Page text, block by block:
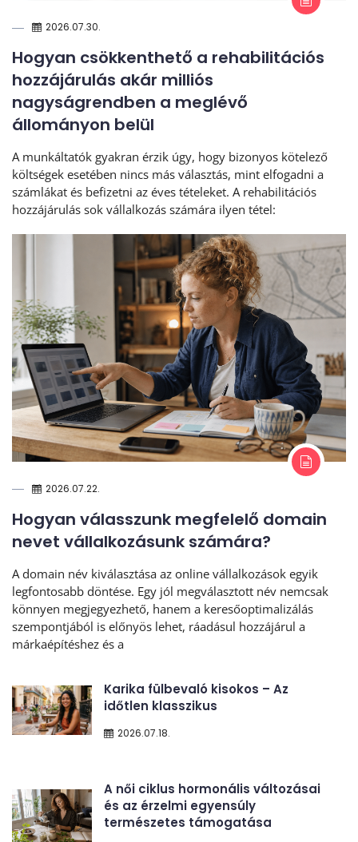
2026.07.30.
Hogyan csökkenthető a rehabilitációs
hozzájárulás akár milliós
nagyságrendben a meglévő
állományon belül
A munkáltatók gyakran érzik úgy, hogy bizonyos kötelező
költségek esetében nincs más választás, mint elfogadni a
számlákat és befizetni az éves tételeket. A rehabilitációs
hozzájárulás sok vállalkozás számára ilyen tétel:
2026.07.22.
Hogyan válasszunk megfelelő domain
nevet vállalkozásunk számára?
A domain név kiválasztása az online vállalkozások egyik
legfontosabb döntése. Egy jól megválasztott név nemcsak
könnyen megjegyezhető, hanem a keresőoptimalizálás
szempontjából is előnyös lehet, ráadásul hozzájárul a
márkaépítéshez és a
2026.07.18.
Karika fülbevaló kisokos – Az
időtlen klasszikus
A női ciklus hormonális változásai
és az érzelmi egyensúly
természetes támogatása